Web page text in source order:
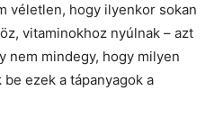
véletlen, hogy ilyenkor sokan
vitaminokhoz nyúlnak – azt
nem mindegy, hogy milyen
ezek a tápanyagok a